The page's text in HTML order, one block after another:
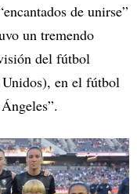
de unirse”
un tremendo
del fútbol
en el fútbol